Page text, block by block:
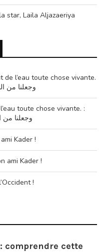
star, Laila Aljazaeriya
de l’eau toute chose vivante.
: وجعلنا
toute chose vivante. :
وجعلنا
Kader !
ami Kader !
!
comprendre cette